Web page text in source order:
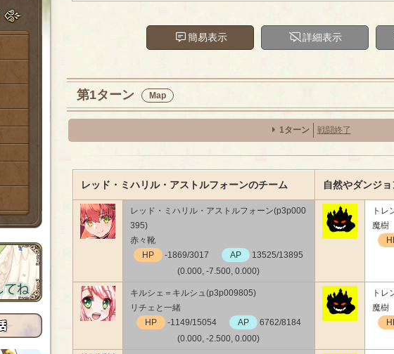
簡易表示 詳細表示
第1ターン Map
1ターン 戦闘終了
レッド・ミハリル・アストルフォーンのチーム 自然やダンジ
レッド・ミハリル・アストルフォーン(p3p000
395)
赤々靴
HP
-1869/3017 AP
13525/13895
(0.000, -7.500, 0.000)
トレ
魔樹
キルシェ＝キルシュ(p3p009805)
リチェと一緒
HP
-1149/15054 AP
6762/8184
(0.000, -2.500, 0.000)
トレ
魔樹